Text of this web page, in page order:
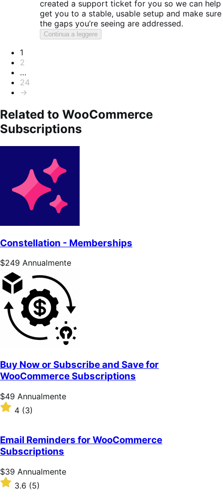
created a support ticket for you so we can help
get you to a stable, usable setup and make sure
the gaps you’re seeing are addressed.
Continua a leggere
Paginazione
1
2
…
24
→
Related to WooCommerce
Subscriptions
Constellation - Memberships
Prezzo
$249
Annualmente
$249 Annualmente
Buy Now or Subscribe and Save for
WooCommerce Subscriptions
Prezzo
$49
Annualmente
$49 Annualmente
Valutato
4
5
stelle
4 (3)
Email Reminders for WooCommerce
Subscriptions
Prezzo
$39
Annualmente
$39 Annualmente
Valutato
3.6 (5)